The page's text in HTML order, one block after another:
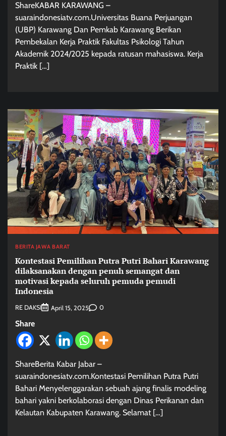
ShareKABAR KARAWANG –
suaraindonesiatv.com.Universitas Buana Perjuangan
(UBP) Karawang Dan Pemkab Karawang Berikan
Pembekalan Kerja Praktik Fakultas Psikologi Tahun
Akademik 2024/2025 kepada ratusan mahasiswa. Kerja
Praktik […]
BERITA JAWA BARAT
Kontestasi Pemilihan Putra Putri Bahari Karawang
dilaksanakan dengan penuh semangat dan
motivasi kepada seluruh pemuda pemudi
Indonesia
RE DAKSI April 15, 2025 0
Share
ShareBerita Kabar Jabar –
suaraindonesiatv.com.Kontestasi Pemilihan Putra Putri
Bahari Menyelenggarakan sebuah ajang finalis modeling
bahari yakni berkolaborasi dengan Dinas Perikanan dan
Kelautan Kabupaten Karawang. Selamat […]